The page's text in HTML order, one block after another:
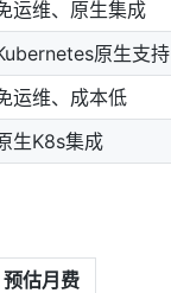
运维、原生集成
原生支持
运维、成本低
生K8s集成
预估月费